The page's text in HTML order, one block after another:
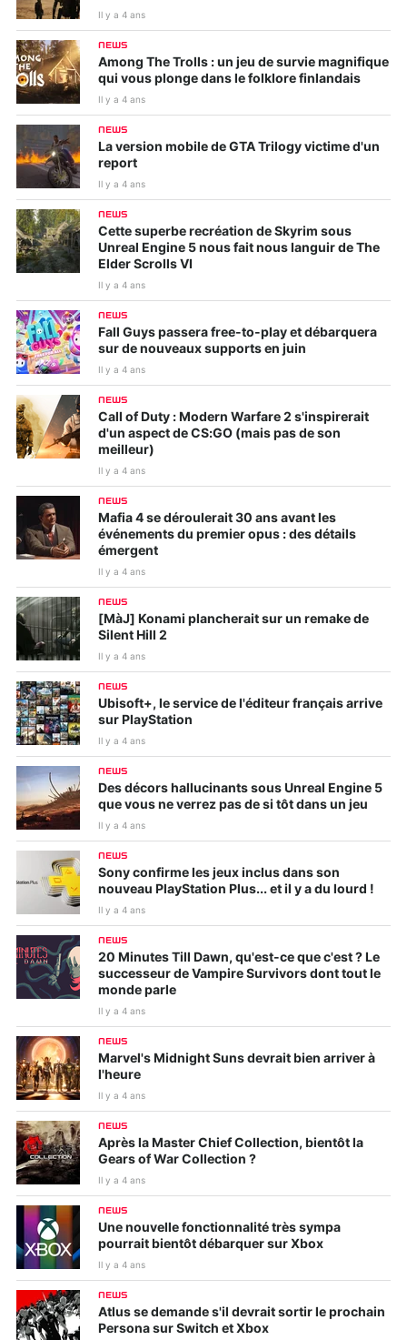
Il y a 4 ans
NEWS
Among The Trolls : un jeu de survie magnifique
qui vous plonge dans le folklore finlandais
Il y a 4 ans
NEWS
La version mobile de GTA Trilogy victime d'un
report
Il y a 4 ans
NEWS
Cette superbe recréation de Skyrim sous
Unreal Engine 5 nous fait nous languir de The
Elder Scrolls VI
Il y a 4 ans
NEWS
Fall Guys passera free-to-play et débarquera
sur de nouveaux supports en juin
Il y a 4 ans
NEWS
Call of Duty : Modern Warfare 2 s'inspirerait
d'un aspect de CS:GO (mais pas de son
meilleur)
Il y a 4 ans
NEWS
Mafia 4 se déroulerait 30 ans avant les
événements du premier opus : des détails
émergent
Il y a 4 ans
NEWS
[MàJ] Konami plancherait sur un remake de
Silent Hill 2
Il y a 4 ans
NEWS
Ubisoft+, le service de l'éditeur français arrive
sur PlayStation
Il y a 4 ans
NEWS
Des décors hallucinants sous Unreal Engine 5
que vous ne verrez pas de si tôt dans un jeu
Il y a 4 ans
NEWS
Sony confirme les jeux inclus dans son
nouveau PlayStation Plus... et il y a du lourd !
Il y a 4 ans
NEWS
20 Minutes Till Dawn, qu'est-ce que c'est ? Le
successeur de Vampire Survivors dont tout le
monde parle
Il y a 4 ans
NEWS
Marvel's Midnight Suns devrait bien arriver à
l'heure
Il y a 4 ans
NEWS
Après la Master Chief Collection, bientôt la
Gears of War Collection ?
Il y a 4 ans
NEWS
Une nouvelle fonctionnalité très sympa
pourrait bientôt débarquer sur Xbox
Il y a 4 ans
NEWS
Atlus se demande s'il devrait sortir le prochain
Persona sur Switch et Xbox